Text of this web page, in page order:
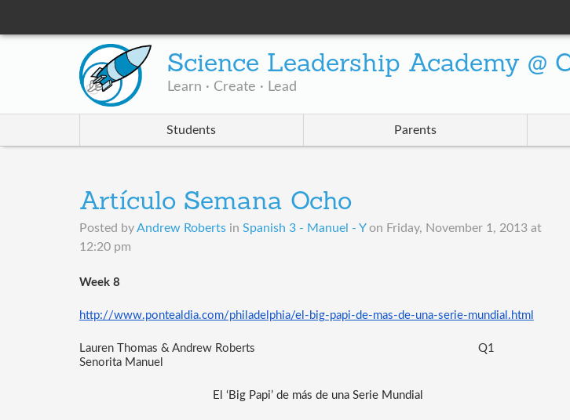
Science Leadership Academy @
Learn · Create · Lead
Students Parents
Artículo Semana Ocho
Posted byAndrew Robertsin Spanish 3 - Manuel - Y on Friday, November 1, 2013 at
12:20 pm
Week 8
http://www.pontealdia.com/philadelphia/el-big-papi-de-mas-de-una-serie-mundial.html
Lauren Thomas & Andrew Roberts
Q1
Senorita Manuel
El ‘Big Papi’ de más de una Serie Mundial